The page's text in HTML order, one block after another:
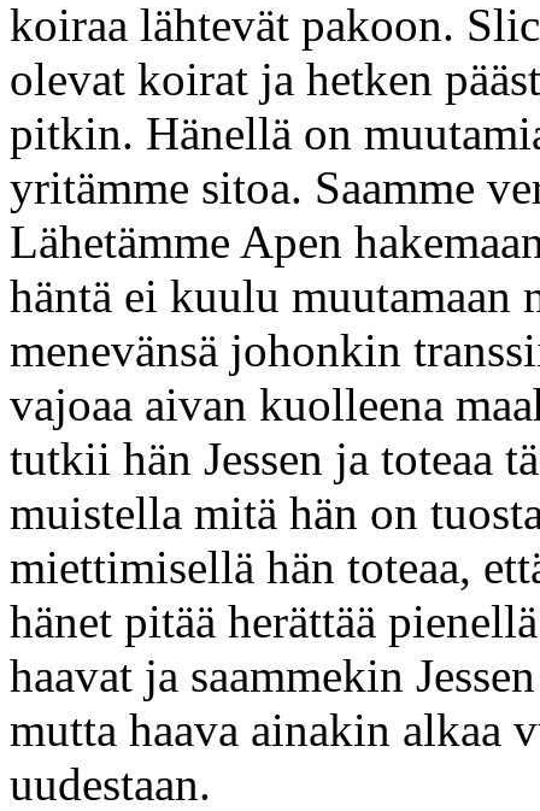
koiraa lähtevät pakoon.
olevat koirat ja hetken
pitkin. Hänellä on
yritämme sitoa. Saamme
Lähetämme Apen
häntä ei kuulu muutamaan
menevänsä johonkin
vajoaa aivan kuolleena
tutkii hän Jessen ja toteaa
muistella mitä hän on
miettimisellä hän toteaa,
hänet pitää herättää
haavat ja saammekin
mutta haava ainakin alkaa
uudestaan.